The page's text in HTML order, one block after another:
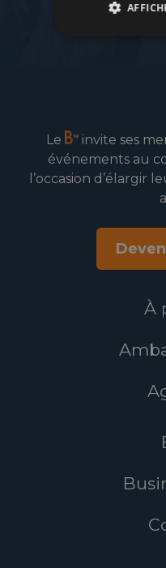
Le
invite ses
événements au
l’occasion d’élargir
À